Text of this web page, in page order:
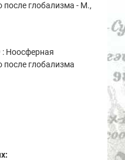
после глобализма - М.,
: Ноосферная
после глобализма